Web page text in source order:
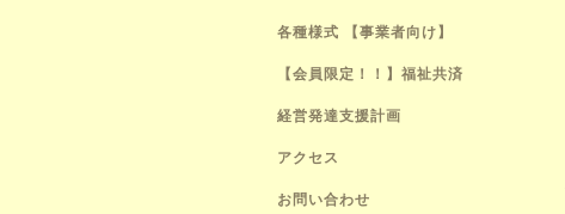
各種様式 【事業者向け】
【会員限定！！】福祉共済
経営発達支援計画
アクセス
お問い合わせ